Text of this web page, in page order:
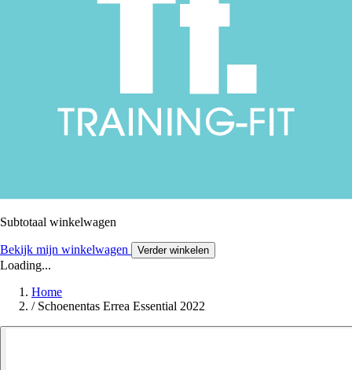
Subtotaal winkelwagen
Bekijk mijn winkelwagen Verder winkelen
Loading...
Home
/ Schoenentas Errea Essential 2022